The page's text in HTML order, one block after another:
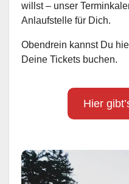
willst – unser
Anlaufstelle für Dich.
Obendrein kannst Du
Deine Tickets buchen.
Hier